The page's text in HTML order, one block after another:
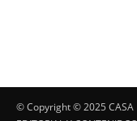
© Copyright ©️ 2025 CASA